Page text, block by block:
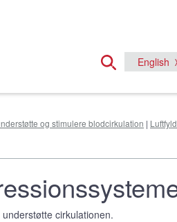
English
og stimulere blodcirkulation |
cirkulationen.